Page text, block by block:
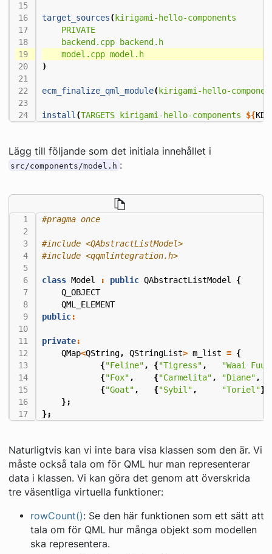
target_sources( kirigami-hello-components
PRIVATE
backend.cpp
backend.h
model.cpp model.h
)
ecm_finalize_qml_module( kirigami-hello-
install (TARGETS kirigami-hello-components ${
Lägg till följande som det initiala innehållet i
src/components/model.h :
#pragma once
#include <QAbstractListModel>
#include <qqmlintegration.h>
class Model : public QAbstractListModel
{
Q_OBJECT
QML_ELEMENT
public:
private:
QMap<QString, QStringList> m_list = {
{"Feline" , {"Tigress" , "Waai Fuu"
{"Fox" , {"Carmelita" , "Diane" ,
{"Goat" , {"Sybil" , "Toriel"}}
};
};
Naturligtvis kan vi inte bara visa klassen som den är. Vi
måste också tala om för QML hur man representerar
data i klassen. Vi kan göra det genom att överskrida
tre väsentliga virtuella funktioner:
rowCount(): Se den här funktionen som ett sätt att
tala om för QML hur många objekt som modellen
ska representera.